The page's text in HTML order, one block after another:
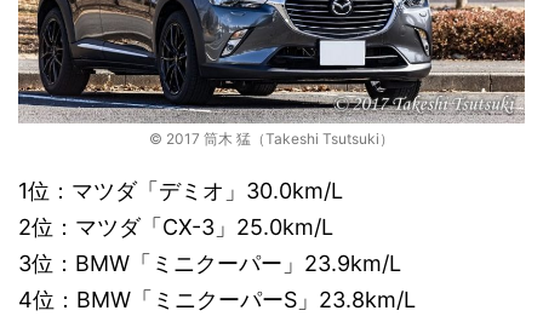
© 2017 筒木 猛（Takeshi Tsutsuki）
1位：マツダ「デミオ」30.0km/L
2位：マツダ「CX-3」25.0km/L
3位：BMW「ミニクーパー」23.9km/L
4位：BMW「ミニクーパーS」23.8km/L